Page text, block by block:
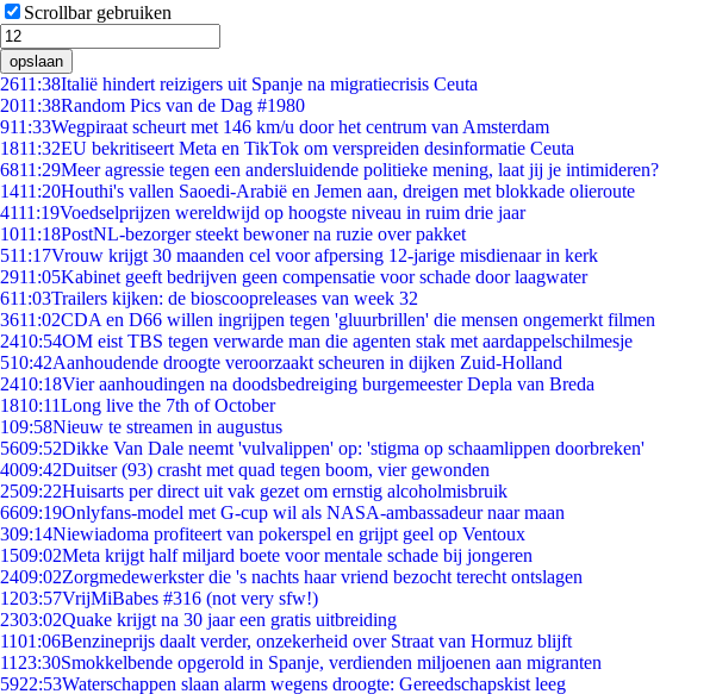
Scrollbar gebruiken
opslaan
2611:38Italië hindert reizigers uit Spanje na migratiecrisis Ceuta
2011:38Random Pics van de Dag #1980
911:33Wegpiraat scheurt met 146 km/u door het centrum van Amsterdam
1811:32EU bekritiseert Meta en TikTok om verspreiden desinformatie Ceuta
6811:29Meer agressie tegen een andersluidende politieke mening, laat jij je intimideren?
1411:20Houthi's vallen Saoedi-Arabië en Jemen aan, dreigen met blokkade olieroute
4111:19Voedselprijzen wereldwijd op hoogste niveau in ruim drie jaar
1011:18PostNL-bezorger steekt bewoner na ruzie over pakket
511:17Vrouw krijgt 30 maanden cel voor afpersing 12-jarige misdienaar in kerk
2911:05Kabinet geeft bedrijven geen compensatie voor schade door laagwater
611:03Trailers kijken: de bioscoopreleases van week 32
3611:02CDA en D66 willen ingrijpen tegen 'gluurbrillen' die mensen ongemerkt filmen
2410:54OM eist TBS tegen verwarde man die agenten stak met aardappelschilmesje
510:42Aanhoudende droogte veroorzaakt scheuren in dijken Zuid-Holland
2410:18Vier aanhoudingen na doodsbedreiging burgemeester Depla van Breda
1810:11Long live the 7th of October
109:58Nieuw te streamen in augustus
5609:52Dikke Van Dale neemt 'vulvalippen' op: 'stigma op schaamlippen doorbreken'
4009:42Duitser (93) crasht met quad tegen boom, vier gewonden
2509:22Huisarts per direct uit vak gezet om ernstig alcoholmisbruik
6609:19Onlyfans-model met G-cup wil als NASA-ambassadeur naar maan
309:14Niewiadoma profiteert van pokerspel en grijpt geel op Ventoux
1509:02Meta krijgt half miljard boete voor mentale schade bij jongeren
2409:02Zorgmedewerkster die 's nachts haar vriend bezocht terecht ontslagen
1203:57VrijMiBabes #316 (not very sfw!)
2303:02Quake krijgt na 30 jaar een gratis uitbreiding
1101:06Benzineprijs daalt verder, onzekerheid over Straat van Hormuz blijft
11 23:30Smokkelbende opgerold in Spanje, verdienden miljoenen aan migranten
5922:53Waterschappen slaan alarm wegens droogte: Gereedschapskist leeg